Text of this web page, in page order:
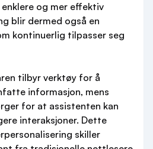
og mer effektiv
blir dermed også en
kontinuerlig tilpasser seg
tilbyr verktøy for å
informasjon, mens
for at assistenten kan
interaksjoner. Dette
skiller